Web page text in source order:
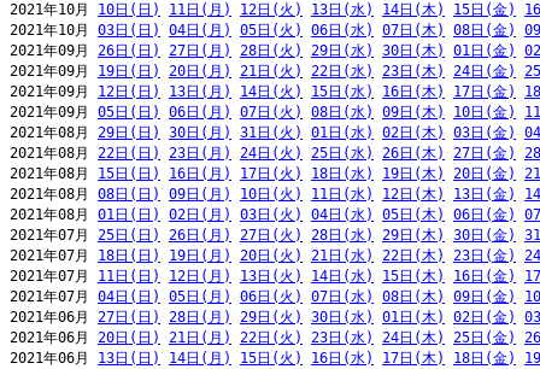
2021年10月 10日(日) 11日(月) 12日(火) 13日(水) 14日(木) 15日(金)
2021年10月 03日(日) 04日(月) 05日(火) 06日(水) 07日(木) 08日(金)
2021年09月 26日(日) 27日(月) 28日(火) 29日(水) 30日(木) 01日(金)
2021年09月 19日(日) 20日(月) 21日(火) 22日(水) 23日(木) 24日(金)
2021年09月 12日(日) 13日(月) 14日(火) 15日(水) 16日(木) 17日(金)
2021年09月 05日(日) 06日(月) 07日(火) 08日(水) 09日(木) 10日(金)
2021年08月 29日(日) 30日(月) 31日(火) 01日(水) 02日(木) 03日(金)
2021年08月 22日(日) 23日(月) 24日(火) 25日(水) 26日(木) 27日(金)
2021年08月 15日(日) 16日(月) 17日(火) 18日(水) 19日(木) 20日(金)
2021年08月 08日(日) 09日(月) 10日(火) 11日(水) 12日(木) 13日(金)
2021年08月 01日(日) 02日(月) 03日(火) 04日(水) 05日(木) 06日(金)
2021年07月 25日(日) 26日(月) 27日(火) 28日(水) 29日(木) 30日(金)
2021年07月 18日(日) 19日(月) 20日(火) 21日(水) 22日(木) 23日(金)
2021年07月 11日(日) 12日(月) 13日(火) 14日(水) 15日(木) 16日(金)
2021年07月 04日(日) 05日(月) 06日(火) 07日(水) 08日(木) 09日(金)
2021年06月 27日(日) 28日(月) 29日(火) 30日(水) 01日(木) 02日(金)
2021年06月 20日(日) 21日(月) 22日(火) 23日(水) 24日(木) 25日(金)
2021年06月 13日(日) 14日(月) 15日(火) 16日(水) 17日(木) 18日(金)